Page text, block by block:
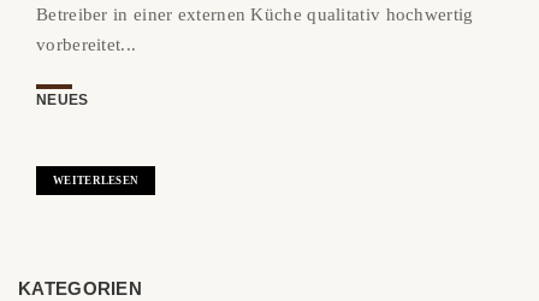
Betreiber in einer externen Küche qualitativ hochwertig
vorbereitet...
NEUES
WEITERLESEN
KATEGORIEN